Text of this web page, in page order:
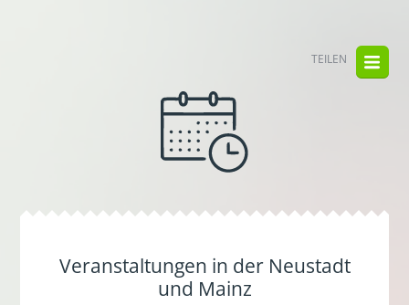
TEILEN
Veranstaltungen in der Neustadt
und Mainz